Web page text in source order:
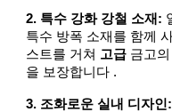
2. 특수 강화 강철 소재:
특수 방폭 소재를 함께
스트를 거쳐 고급 금고
을 보장합니다 .
3. 조화로운 실내 디자